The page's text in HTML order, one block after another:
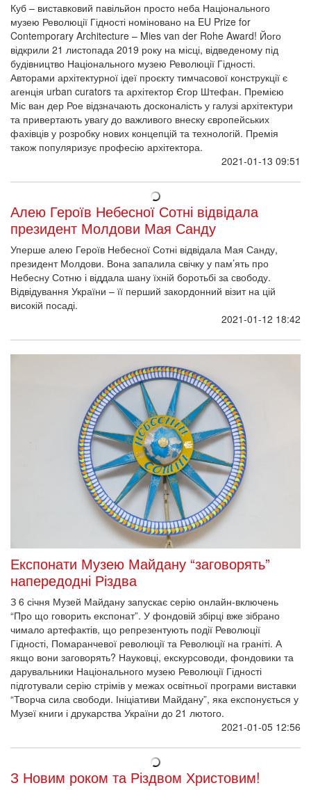
Куб – виставковий павільйон просто неба Національного
музею Революції Гідності номіновано на EU Prize for
Contemporary Architecture – Mies van der Rohe Award! Його
відкрили 21 листопада 2019 року на місці, відведеному під
будівництво Національного музею Революції Гідності.
Авторами архітектурної ідеї проєкту тимчасової конструкції є
агенція urban curators та архітектор Єгор Штефан. Премією
Міс ван дер Рое відзначають досконалість у галузі архітектури
та привертають увагу до важливого внеску європейських
фахівців у розробку нових концепцій та технологій. Премія
також популяризує професію архітектора.
2021-01-13 09:51
Алею Героїв Небесної Сотні відвідала
президент Молдови Мая Санду
Уперше алею Героїв Небесної Сотні відвідала Мая Санду,
президент Молдови. Вона запалила свічку у пам’ять про
Небесну Сотню і віддала шану їхній боротьбі за свободу.
Відвідування України – її перший закордонний візит на цій
високій посаді.
2021-01-12 18:42
Експонати Музею Майдану “заговорять”
напередодні Різдва
З 6 січня Музей Майдану запускає серію онлайн-включень
“Про що говорить експонат”. У фондовій збірці вже зібрано
чимало артефактів, що репрезентують події Революції
Гідності, Помаранчевої революції та Революції на граніті. А
якщо вони заговорять? Науковці, екскурсоводи, фондовики та
дарувальники Національного музею Революції Гідності
підготували серію стрімів у межах освітньої програми виставки
“Творча сила свободи. Ініціативи Майдану”, яка експонується у
Музеї книги і друкарства України до 21 лютого.
2021-01-05 12:56
З Новим роком та Різдвом Христовим!